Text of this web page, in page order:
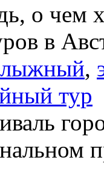
о чем
в
,
тур